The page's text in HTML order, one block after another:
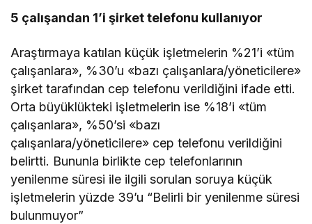
5 çalışandan 1’i şirket telefonu kullanıyor
Araştırmaya katılan küçük işletmelerin %21’i «tüm
çalışanlara», %30’u «bazı çalışanlara/yöneticilere»
şirket tarafından cep telefonu verildiğini ifade etti.
Orta büyüklükteki işletmelerin ise %18’i «tüm
çalışanlara», %50’si «bazı
çalışanlara/yöneticilere» cep telefonu verildiğini
belirtti. Bununla birlikte cep telefonlarının
yenilenme süresi ile ilgili sorulan soruya küçük
işletmelerin yüzde 39’u “Belirli bir yenilenme süresi
bulunmuyor”